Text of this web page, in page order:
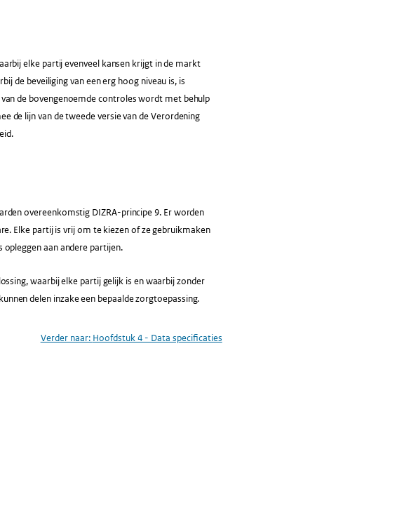
elke partij evenveel kansen krijgt in de markt
de beveiliging van een erg hoog niveau is, is
de bovengenoemde controles wordt met behulp
de lijn van de tweede versie van de Verordening
overeenkomstig DIZRA-principe 9. Er worden
Elke partij is vrij om te kiezen of ze gebruikmaken
opleggen aan andere partijen.
waarbij elke partij gelijk is en waarbij zonder
delen inzake een bepaalde zorgtoepassing.
Verder naar: Hoofdstuk 4 - Data specificaties